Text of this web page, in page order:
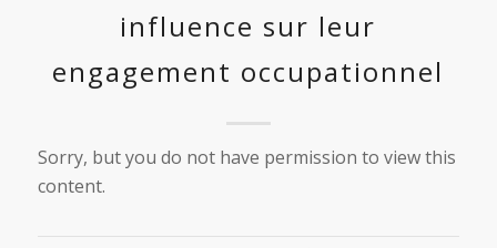
influence sur leur
engagement occupationnel
Sorry, but you do not have permission to view this
content.